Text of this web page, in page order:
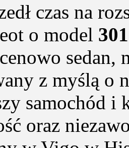
czas na
o model 301
sedan,
z myślą o
samochód i
oraz